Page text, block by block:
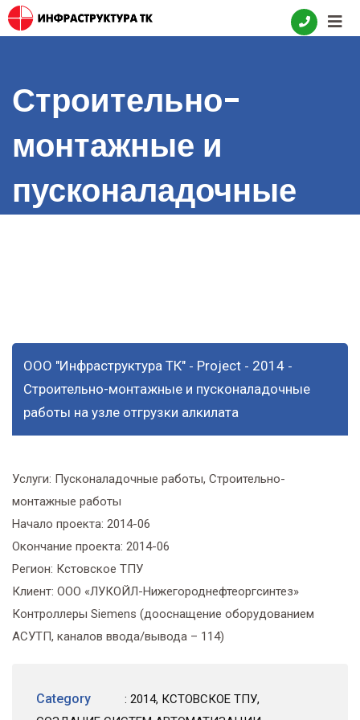
Skip
to
Строительно-
монтажные и
пусконаладочные
ООО "Инфраструктура ТК" - Project - 2014 -
Строительно-монтажные и пусконаладочные
работы на узле отгрузки алкилата
Услуги: Пусконаладочные работы, Строительно-
монтажные работы
Начало проекта: 2014-06
Окончание проекта: 2014-06
Регион: Кстовское ТПУ
Клиент: ООО «ЛУКОЙЛ-Нижегороднефтеоргсинтез»
Контроллеры Siemens (дооснащение оборудованием
АСУТП, каналов ввода/вывода – 114)
Category : 2014, КСТОВСКОЕ ТПУ,